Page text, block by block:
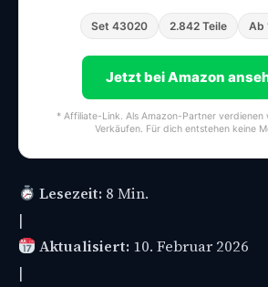
Set 43020 2.842 Teile Ab
Jetzt bei Amazon
* Affiliate-Link. Als Amazon-Partner verdienen
Verkäufen. Für dich entstehen keine
Lesezeit:8 Min.
|
Aktualisiert:10. Februar 2026
|